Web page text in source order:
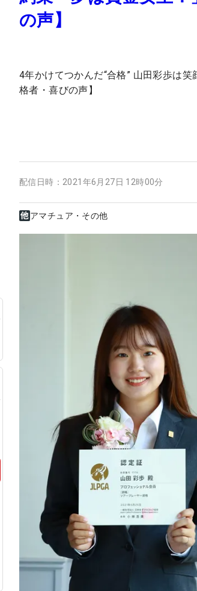
の声】
4年かけてつかんだ“合格” 山田彩歩は
格者・喜びの声】
配信日時： 2021年6月27日 12時00分
アマチュア・その他